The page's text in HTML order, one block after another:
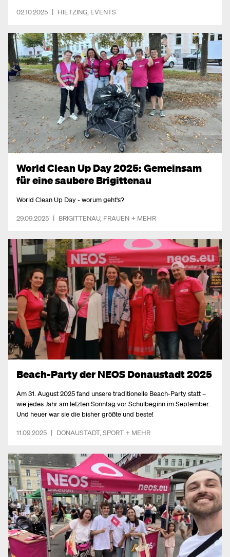
02.10.2025 | HIETZING EVENTS
World Clean Up Day 2025: Gemeinsam
für eine saubere Brigittenau
World Clean Up Day - worum geht's?
29.09.2025 | BRIGITTENAU, FRAUEN + MEHR
Beach-Party der NEOS Donaustadt 2025
Am 31. August 2025 fand unsere traditionelle Beach-Party statt –
wie jedes Jahr am letzten Sonntag vor Schulbeginn im September.
Und heuer war sie die bisher größte und beste!
11.09.2025 | DONAUSTADT, SPORT + MEHR